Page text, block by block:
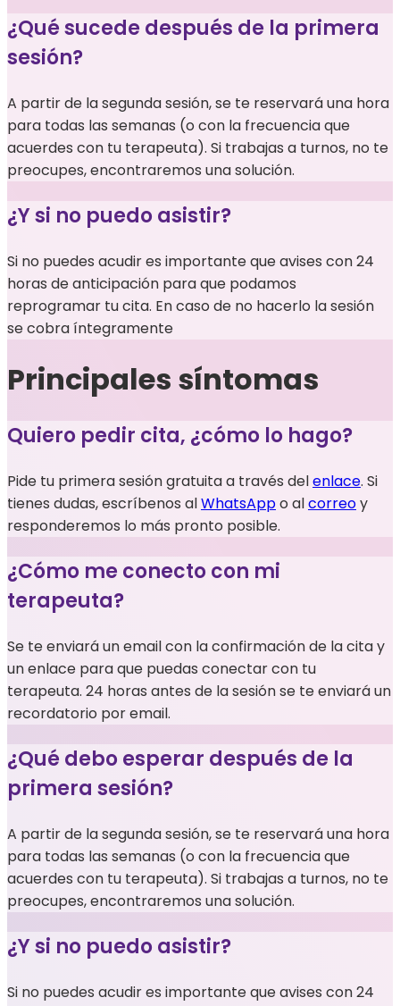
¿Qué sucede después de la primera
sesión?
A partir de la segunda sesión, se te reservará una hora
para todas las semanas (o con la frecuencia que
acuerdes con tu terapeuta). Si trabajas a turnos, no te
preocupes, encontraremos una solución.
¿Y si no puedo asistir?
Si no puedes acudir es importante que avises con 24
horas de anticipación para que podamos
reprogramar tu cita. En caso de no hacerlo la sesión
se cobra íntegramente
Principales síntomas
Quiero pedir cita, ¿cómo lo hago?
Pide tu primera sesión gratuita a través delenlace. Si
tienes dudas, escríbenos alWhatsAppo alcorreoy
responderemos lo más pronto posible.
¿Cómo me conecto con mi
terapeuta?
Se te enviará un email con la confirmación de la cita y
un enlace para que puedas conectar con tu
terapeuta. 24 horas antes de la sesión se te enviará un
recordatorio por email.
¿Qué debo esperar después de la
primera sesión?
A partir de la segunda sesión, se te reservará una hora
para todas las semanas (o con la frecuencia que
acuerdes con tu terapeuta). Si trabajas a turnos, no te
preocupes, encontraremos una solución.
¿Y si no puedo asistir?
Si no puedes acudir es importante que avises con 24